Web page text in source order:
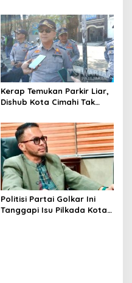
Motor Berknalpot Brong
Kerap Temukan Parkir Liar,
Dishub Kota Cimahi Tak
Pembinaan
Politisi Partai Golkar Ini
Tanggapi Isu Pilkada Kota